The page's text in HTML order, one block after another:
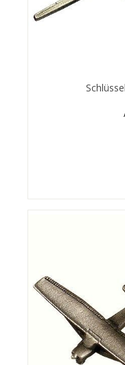
Durchschnittliche